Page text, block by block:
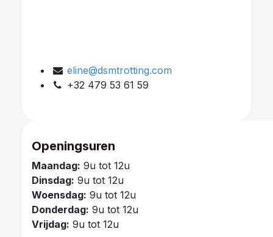
eline@dsmtrotting.com
+32 479 53 61 59
Openingsuren
Maandag: 9u tot 12u
Dinsdag: 9u tot 12u
Woensdag: 9u tot 12u
Donderdag: 9u tot 12u
Vrijdag: 9u tot 12u